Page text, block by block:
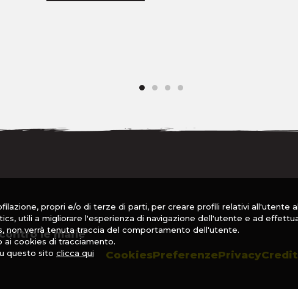
le mafie
CookiesPreferenzePrivacy
propri e/o di terze di parti, per creare profili relativi all'utente
utili a migliorare l'esperienza di navigazione dell'utente e ad
non verrà tenuta traccia del comportamento dell'utente.
ai cookies di tracciamento.
questo sito clicca qui